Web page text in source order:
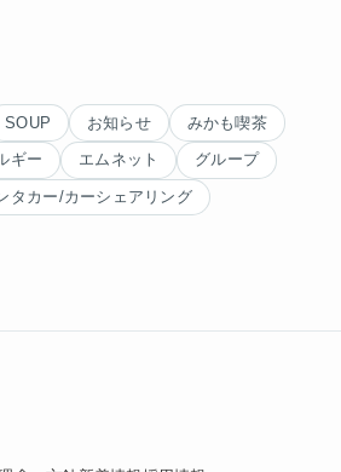
SOUP お知らせ みかも喫茶
ギー エムネット グループ
タカー/カーシェアリング